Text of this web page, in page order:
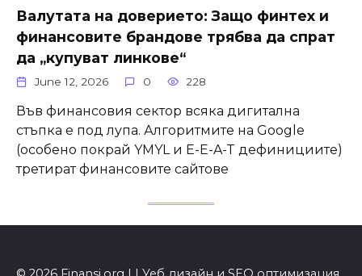
Валутата на доверието: Защо финтех и
финансовите брандове трябва да спрат
да „купуват линкове“
June 12, 2026 0 228
Във финансовия сектор всяка дигитална
стъпка е под лупа. Алгоритмите на Google
(особено покрай YMYL и E-E-A-T дефинициите)
третират финансовите сайтове